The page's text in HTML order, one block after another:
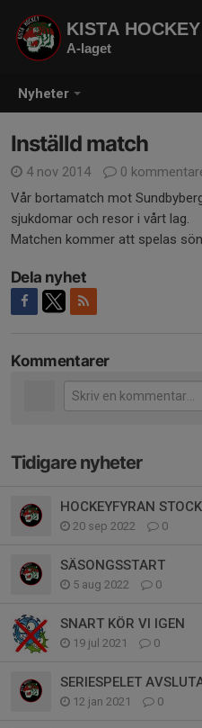
Nyheter
KISTA HOCKEY
A-laget
Inställd match
4 nov 2014
0
Vår bortamatch mot
sjukdomar och resor i vårt lag.
Matchen kommer att spelas
Dela nyhet
Kommentarer
Tidigare nyheter
HOCKEYFYRAN
20 sep 2022 0
SÄSONGSSTART
5 aug 2022 0
SNART KÖR VI IGEN
19 jul 2021 0
SERIESPELET
12 jan 2021 0